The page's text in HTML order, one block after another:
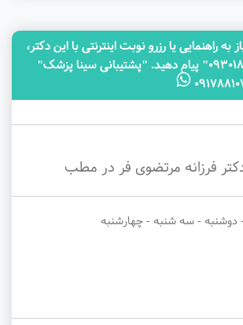
راهنمایی یا رزرو نوبت اینترنتی با این دکتر،
در واتساپ "09301810721" پیام دهید. "پشتیبانی سینا پزشک"
فرزانه مرتضوی فر در مطب
دوشنبه - سه شنبه - چهارشنبه